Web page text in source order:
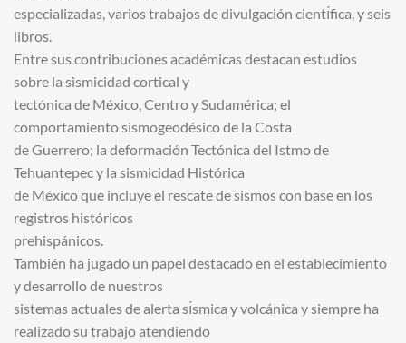
especializadas, varios trabajos de divulgación cientı́fica, y seis
libros.
Entre sus contribuciones académicas destacan estudios
sobre la sismicidad cortical y
tectónica de México, Centro y Sudamérica; el
comportamiento sismogeodésico de la Costa
de Guerrero; la deformación Tectónica del Istmo de
Tehuantepec y la sismicidad Histórica
de México que incluye el rescate de sismos con base en los
registros históricos
prehispánicos.
También ha jugado un papel destacado en el establecimiento
y desarrollo de nuestros
sistemas actuales de alerta sı́smica y volcánica y siempre ha
realizado su trabajo atendiendo